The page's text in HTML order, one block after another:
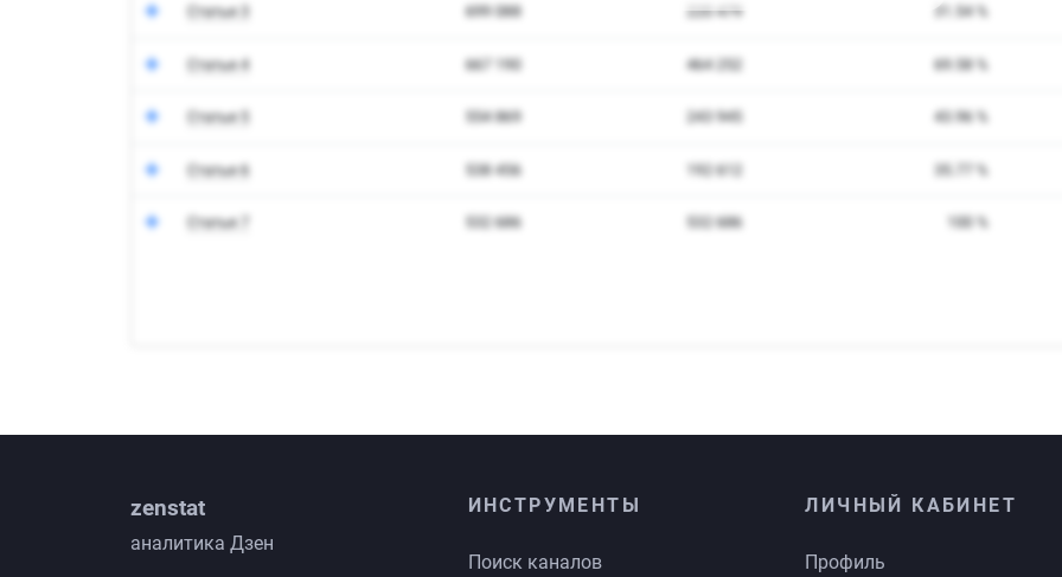
zenstat
аналитика Дзен
ИНСТРУМЕНТЫ
Поиск каналов
ЛИЧНЫЙ КАБИНЕТ
Профиль